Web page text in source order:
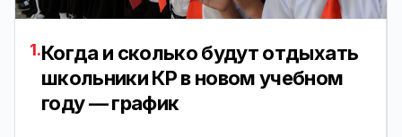
1.Когда и сколько будут отдыхать
школьники КР в новом учебном
году — график